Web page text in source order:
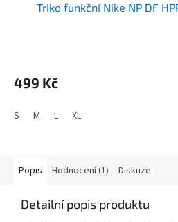
Triko funkční Nike NP DF
499 Kč
S M L XL
Popis Hodnocení (1) Diskuze
Detailní popis produktu